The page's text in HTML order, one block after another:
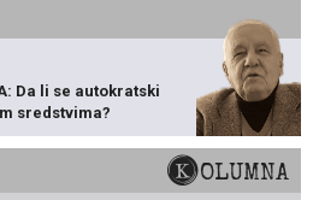
Da li se autokratski
sredstvima?
KOLUMNA